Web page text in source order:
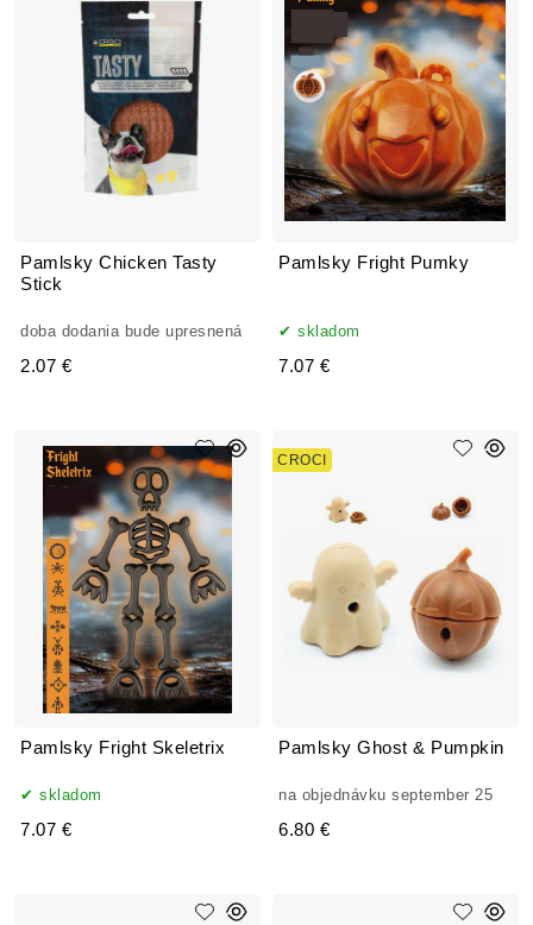
Pamlsky Chicken Tasty
Stick
doba dodania bude upresnená
2.07 €
Pamlsky Fright Pumky
skladom
7.07 €
Pamlsky Fright Skeletrix
skladom
7.07 €
Pamlsky Ghost & Pumpkin
CROCI
na objednávku september 25
6.80 €